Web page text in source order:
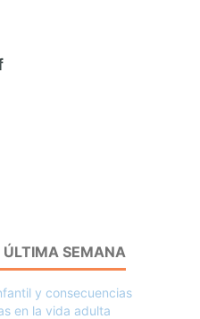
ÚLTIMA SEMANA
y consecuencias
en la vida adulta